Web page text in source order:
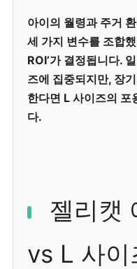
아이의 월령과 주거
세 가지 변수를 조합
ROI’가 결정됩니다.
즈에 집중되지만, 장
한다면 L 사이즈의 포
다.
젤리캣
vs L 사이